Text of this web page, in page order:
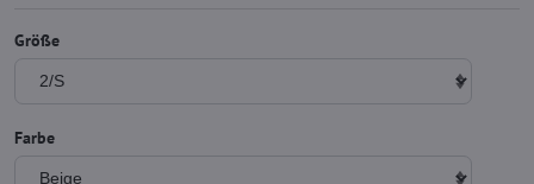
Größe
Farbe